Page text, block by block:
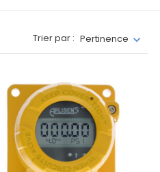
Trier par : Pertinence